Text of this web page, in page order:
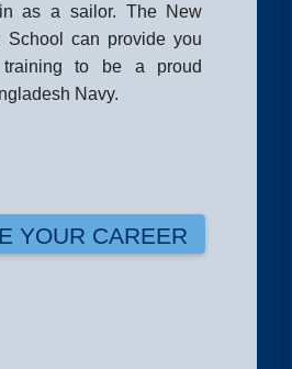
as a sailor. The New
School can provide you
to be a proud
Navy.
YOUR CAREER